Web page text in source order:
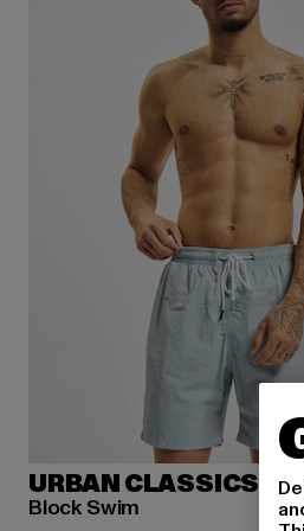
URBAN CLASSICS
Block Swim